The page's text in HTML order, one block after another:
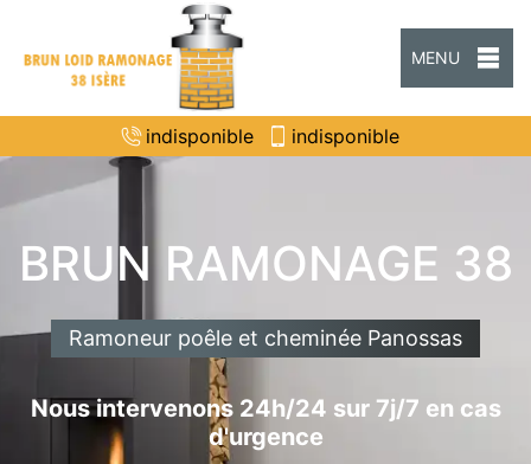
MENU
indisponible indisponible
BRUN RAMONAGE 38
Ramoneur poêle et cheminée Panossas
Nous intervenons 24h/24 sur 7j/7 en cas
d'urgence